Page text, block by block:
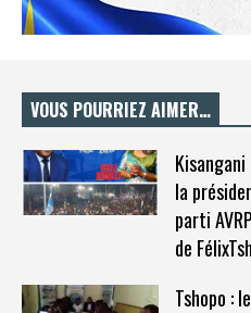
VOUS POURRIEZ AIMER…
la
parti
de
Tshopo :